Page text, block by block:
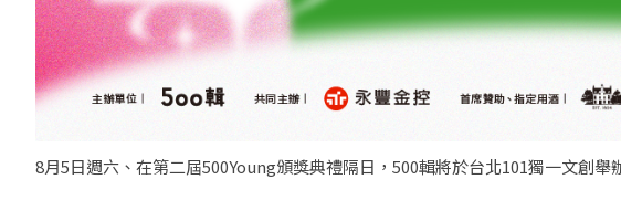
8月5日週六、在第二屆500Young頒獎典禮隔日，500輯將於台北101獨一文創舉